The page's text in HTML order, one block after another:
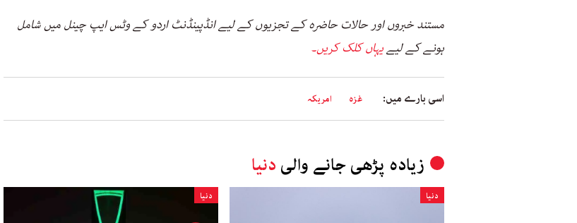
مستند خبروں اور حالات حاضرہ کے تجزیوں کے لیے انڈپینڈنٹ اردو کے وٹس ایپ چینل میں شامل
ہونے کے لیےیہاں کلک کریں۔
اسی بارے میں: غزہ امریکہ
زیادہ پڑھی جانے والی دنیا
دنیا دنیا